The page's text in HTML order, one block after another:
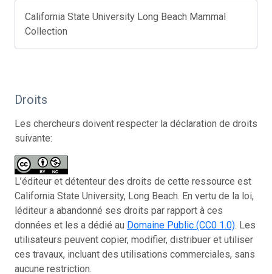
California State University Long Beach Mammal
Collection
Droits
Les chercheurs doivent respecter la déclaration de droits
suivante:
L’éditeur et détenteur des droits de cette ressource est
California State University, Long Beach. En vertu de la loi,
léditeur a abandonné ses droits par rapport à ces
données et les a dédié au Domaine Public (CC0 1.0). Les
utilisateurs peuvent copier, modifier, distribuer et utiliser
ces travaux, incluant des utilisations commerciales, sans
aucune restriction.